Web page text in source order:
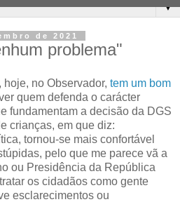
▼
de 2021
problema"
no Observador, tem um bom
quem defenda o carácter
fundamentam a decisão da DGS
crianças, em que diz:
tornou-se mais confortável
pelo que me parece vã a
ou Presidência da República
os cidadãos como gente
esclarecimentos ou